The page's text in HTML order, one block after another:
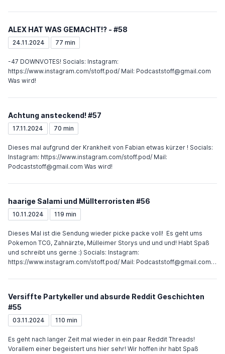
ALEX HAT WAS GEMACHT!? - #58
24.11.2024 77 min
-47 DOWNVOTES! Socials: Instagram:
https://www.instagram.com/stoff.pod/ Mail: Podcaststoff@gmail.com
Was wird!
Achtung ansteckend! #57
17.11.2024 70 min
Dieses mal aufgrund der Krankheit von Fabian etwas kürzer ! Socials:
Instagram: https://www.instagram.com/stoff.pod/ Mail:
Podcaststoff@gmail.com Was wird!
haarige Salami und Müllterroristen #56
10.11.2024 119 min
Dieses Mal ist die Sendung wieder picke packe voll! Es geht ums
Pokemon TCG, Zahnärzte, Mülleimer Storys und und und! Habt Spaß
und schreibt uns gerne :) Socials: Instagram:
https://www.instagram.com/stoff.pod/ Mail: Podcaststoff@gmail.com
Versiffte Partykeller und absurde Reddit Geschichten
#55
03.11.2024 110 min
Es geht nach langer Zeit mal wieder in ein paar Reddit Threads!
Vorallem einer begeistert uns hier sehr! Wir hoffen ihr habt Spaß